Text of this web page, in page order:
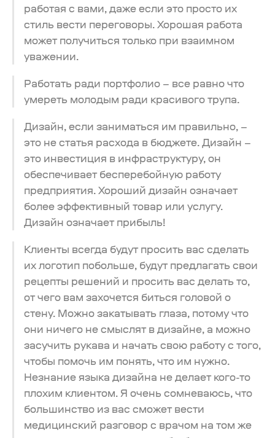
работая с вами, даже если это просто их
стиль вести переговоры. Хорошая работа
может получиться только при взаимном
уважении.
Работать ради портфолио – все равно что
умереть молодым ради красивого трупа.
Дизайн, если заниматься им правильно, –
это не статья расхода в бюджете. Дизайн –
это инвестиция в инфраструктуру, он
обеспечивает бесперебойную работу
предприятия. Хороший дизайн означает
более эффективный товар или услугу.
Дизайн означает прибыль!
Клиенты всегда будут просить вас сделать
их логотип побольше, будут предлагать свои
рецепты решений и просить вас делать то,
от чего вам захочется биться головой о
стену. Можно закатывать глаза, потому что
они ничего не смыслят в дизайне, а можно
засучить рукава и начать свою работу с того,
чтобы помочь им понять, что им нужно.
Незнание языка дизайна не делает кого-то
плохим клиентом. Я очень сомневаюсь, что
большинство из вас сможет вести
медицинский разговор с врачом на том же